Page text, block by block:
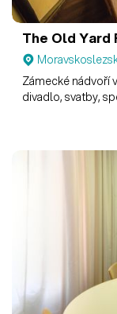
The Old Yard
Zámecké nádvoří
divadlo, svatby,